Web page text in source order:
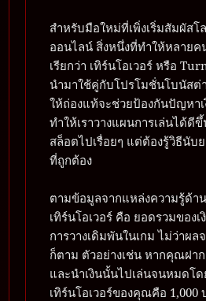
สำหรับมือใหม่ที่เพิ่งเริ่มสัมผัสโ
ออนไลน์ สิ่งหนึ่งที่ทำให้หลาย
เรียกว่า เทิร์นโอเวอร์ หรือ
นำมาใช้คู่กับโปรโมชั่นโบนัสต่
ให้ถ่องแท้จะช่วยป้องกันปัญหา
ทำให้เราวางแผนการเล่นได้ดี
สล็อตไปเรื่อยๆ แต่ต้องรู้วิธีนั
ที่ถูกต้อง
ตามข้อมูลจากแหล่งความรู้ด้า
เทิร์นโอเวอร์ คือ ยอดรวมของ
การวางเดิมพันในเกม ไม่ว่าผ
ก็ตาม ตัวอย่างเช่น หากคุณฝาก
และนำเงินนั้นไปเล่นจนหมดโ
เทิร์นโอเวอร์ของคุณคือ